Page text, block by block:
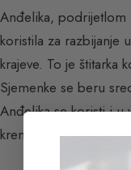
Anđelika, podrijetlom
koristila za razbijanje
krajeve. To je štitarka
Sjemenke se beru
Anđelika se koristi i u
kremama i